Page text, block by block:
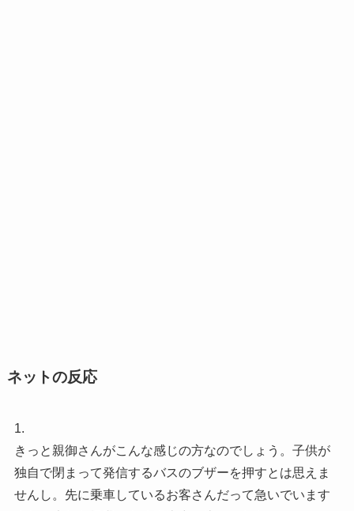
ネットの反応
1.
きっと親御さんがこんな感じの方なのでしょう。子供が
独自で閉まって発信するバスのブザーを押すとは思えま
せんし。先に乗車しているお客さんだって急いでいます